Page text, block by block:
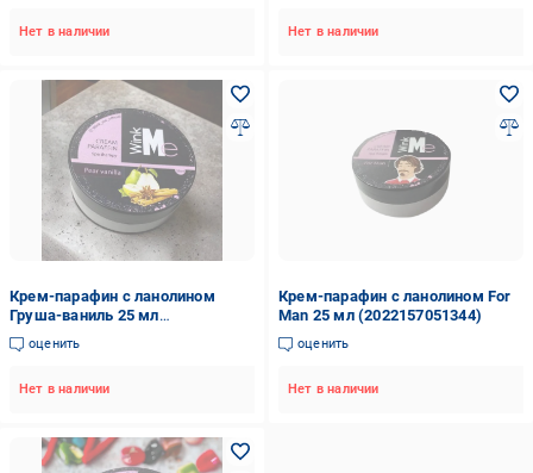
Нет в наличии Нет в наличии
Крем-парафин с ланолином
Груша-ваниль 25 мл
(2051665756748)
оценить
Нет в наличии
Крем-парафин с ланолином For
Man 25 мл (2022157051344)
оценить
Нет в наличии